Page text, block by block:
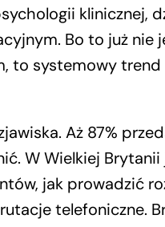
klinicznej,
Bo to już nie
to systemowy
Aż 87%
W Wielkiej Brytanii
jak prowadzić
telefoniczne.